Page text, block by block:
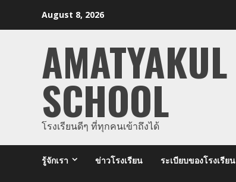
August 8, 2026
AMATYAKUL
SCHOOL
โรงเรียนดีๆ ที่ทุกคนเข้าถึงได้
รู้จักเรา ข่าวโรงเรียน ระเบียบของโรงเรียน